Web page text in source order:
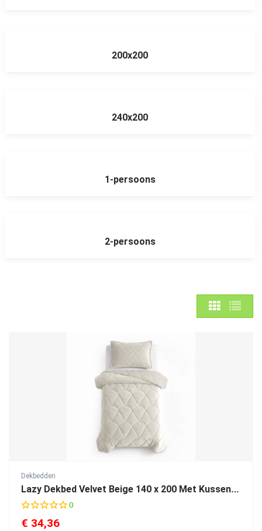
200x200
240x200
1-persoons
2-persoons
Dekbedden
Lazy Dekbed Velvet Beige 140 x 200 Met Kussensloop
0
€ 34,36